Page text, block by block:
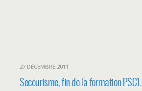
27 DÉCEMBRE 2011
Secourisme, fin de la formation PSC1.